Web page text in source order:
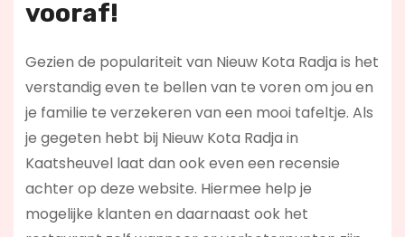
vooraf!
Gezien de populariteit van Nieuw Kota Radja is het
verstandig even te bellen van te voren om jou en
je familie te verzekeren van een mooi tafeltje. Als
je gegeten hebt bij Nieuw Kota Radja in
Kaatsheuvel laat dan ook even een recensie
achter op deze website. Hiermee help je
mogelijke klanten en daarnaast ook het